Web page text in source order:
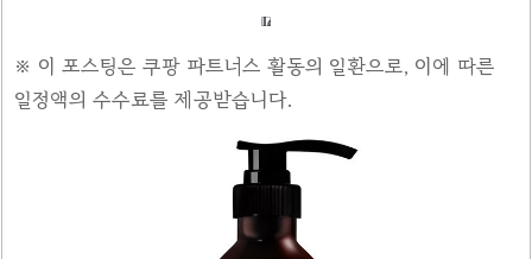
※ 이 포스팅은 쿠팡 파트너스 활동의 일환으로, 이에 따른
일정액의 수수료를 제공받습니다.